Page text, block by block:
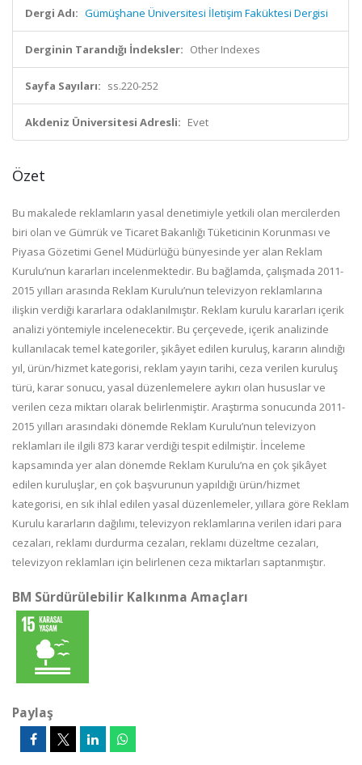
Dergi Adı: Gümüşhane Üniversitesi İletişim Faküktesi Dergisi
Derginin Tarandığı İndeksler: Other Indexes
Sayfa Sayıları: ss.220-252
Akdeniz Üniversitesi Adresli: Evet
Özet
Bu makalede reklamların yasal denetimiyle yetkili olan mercilerden
biri olan ve Gümrük ve Ticaret Bakanlığı Tüketicinin Korunması ve
Piyasa Gözetimi Genel Müdürlüğü bünyesinde yer alan Reklam
Kurulu’nun kararları incelenmektedir. Bu bağlamda, çalışmada 2011-
2015 yılları arasında Reklam Kurulu’nun televizyon reklamlarına
ilişkin verdiği kararlara odaklanılmıştır. Reklam kurulu kararları içerik
analizi yöntemiyle incelenecektir. Bu çerçevede, içerik analizinde
kullanılacak temel kategoriler, şikâyet edilen kuruluş, kararın alındığı
yıl, ürün/hizmet kategorisi, reklam yayın tarihi, ceza verilen kuruluş
türü, karar sonucu, yasal düzenlemelere aykırı olan hususlar ve
verilen ceza miktarı olarak belirlenmiştir. Araştırma sonucunda 2011-
2015 yılları arasındaki dönemde Reklam Kurulu’nun televizyon
reklamları ile ilgili 873 karar verdiği tespit edilmiştir. İnceleme
kapsamında yer alan dönemde Reklam Kurulu’na en çok şikâyet
edilen kuruluşlar, en çok başvurunun yapıldığı ürün/hizmet
kategorisi, en sık ihlal edilen yasal düzenlemeler, yıllara göre Reklam
Kurulu kararların dağılımı, televizyon reklamlarına verilen idari para
cezaları, reklamı durdurma cezaları, reklamı düzeltme cezaları,
televizyon reklamları için belirlenen ceza miktarları saptanmıştır.
BM Sürdürülebilir Kalkınma Amaçları
Paylaş